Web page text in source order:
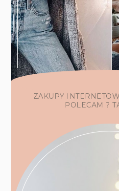
ZAKUPY
POLECAM ?